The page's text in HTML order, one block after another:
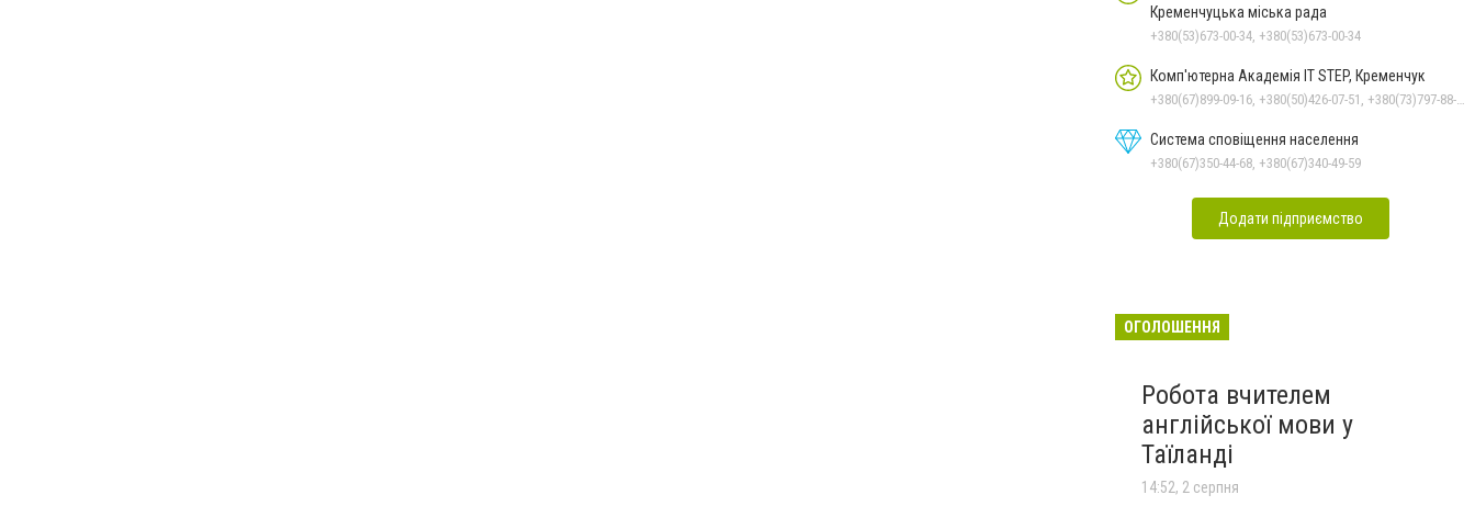
Кременчуцька міська рада
+380(53)673-00-34, +380(53)673-00-34
Комп'ютерна Академія IT STEP, Кременчук
+380(67)899-09-16, +380(50)426-07-51, +380(73)797-88-17
Система сповіщення населення
+380(67)350-44-68, +380(67)340-49-59
Додати підприємство
ОГОЛОШЕННЯ
Робота вчителем
англійської мови у
Таїланді
14:52, 2 серпня